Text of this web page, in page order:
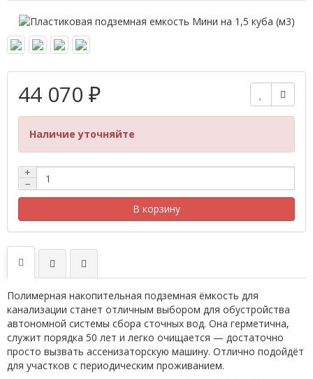
44 070 ₽
Наличие уточняйте
+
−
В корзину
Полимерная накопительная подземная ёмкость для
канализации станет отличным выбором для обустройства
автономной системы сбора сточных вод. Она герметична,
служит порядка 50 лет и легко очищается — достаточно
просто вызвать ассенизаторскую машину. Отлично подойдёт
для участков с периодическим проживанием.